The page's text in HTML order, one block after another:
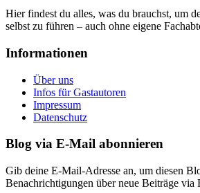
Hier findest du alles, was du brauchst, um
selbst zu führen – auch ohne eigene
Informationen
Über uns
Infos für Gastautoren
Impressum
Datenschutz
Blog via E-Mail abonnieren
Gib deine E-Mail-Adresse an, um diesen
Benachrichtigungen über neue Beiträge via